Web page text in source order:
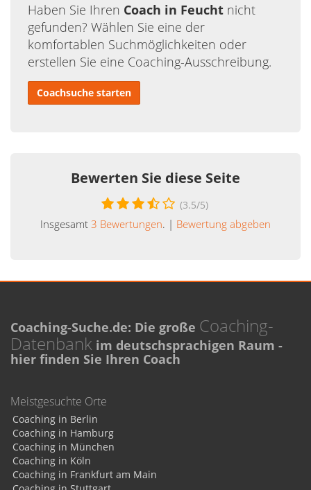
Haben Sie Ihren Coach in Feucht nicht
gefunden? Wählen Sie eine der
komfortablen Suchmöglichkeiten oder
erstellen Sie eine Coaching-Ausschreibung.
Coachsuche starten
Bewerten Sie diese Seite
(3.5/5)
Insgesamt 3 Bewertungen. | Bewertung abgeben
Coaching-Suche.de: Die große Coaching-
Datenbank im deutschsprachigen Raum -
hier finden Sie Ihren Coach
Meistgesuchte Orte
Coaching in Berlin
Coaching in Hamburg
Coaching in München
Coaching in Köln
Coaching in Frankfurt am Main